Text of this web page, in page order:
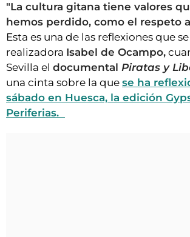
INICIAR SESIÓN
"La cultura gitana tiene valores
hemos perdido, como el respeto
Esta es una de las reflexiones que
realizadora Isabel de Ocampo,
Sevilla el documental Piratas y
una cinta sobre la que se ha
sábado en Huesca, la edición
Periferias.